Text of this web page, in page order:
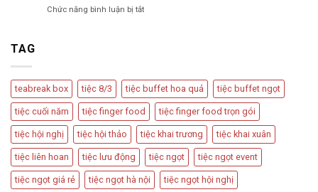
Ngọt
Trà
Kế
Bàn
Tiệc
Hấp
Dẫn
Chức năng bình luận bị tắtở
Dùng
Trong
Các
Sự
Kiện
Quan
Trọng
TAG
teabreak box tiệc 8/3 tiệc buffet hoa quả tiệc buffet ngọt
tiệc cuối năm tiệc finger food tiệc finger food trọn gói
tiệc hội nghị tiệc hội thảo tiệc khai trương tiệc khai xuân
tiệc liên hoan tiệc lưu động tiệc ngọt tiệc ngọt event
tiệc ngọt giá rẻ tiệc ngọt hà nội tiệc ngọt hội nghị